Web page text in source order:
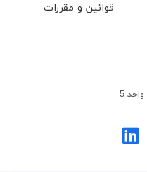
قوانین و مقررات